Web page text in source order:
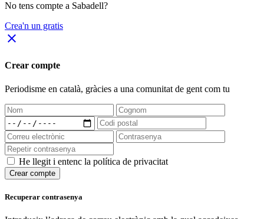
No tens compte a Sabadell?
Crea'n un gratis
close
Crear compte
Periodisme en català, gràcies a una comunitat de gent com tu
He llegit i entenc la política de privacitat
Crear compte
Recuperar contrasenya